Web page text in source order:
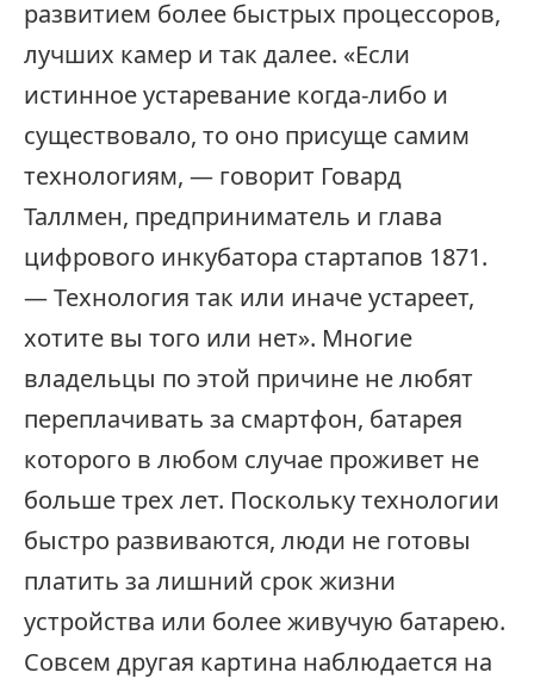
развитием более быстрых процессоров,
лучших камер и так далее. «Если
истинное устаревание когда-либо и
существовало, то оно присуще самим
технологиям, — говорит Говард
Таллмен, предприниматель и глава
цифрового инкубатора стартапов 1871.
— Технология так или иначе устареет,
хотите вы того или нет». Многие
владельцы по этой причине не любят
переплачивать за смартфон, батарея
которого в любом случае проживет не
больше трех лет. Поскольку технологии
быстро развиваются, люди не готовы
платить за лишний срок жизни
устройства или более живучую батарею.
Совсем другая картина наблюдается на